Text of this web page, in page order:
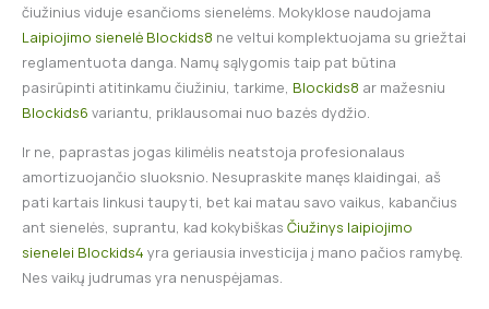
čiužinius viduje esančioms sienelėms. Mokyklose naudojama
Laipiojimo sienelė Blockids8 ne veltui komplektuojama su griežtai
reglamentuota danga. Namų sąlygomis taip pat būtina
pasirūpinti atitinkamu čiužiniu, tarkime, Blockids8 ar mažesniu
Blockids6 variantu, priklausomai nuo bazės dydžio.
Ir ne, paprastas jogas kilimėlis neatstoja profesionalaus
amortizuojančio sluoksnio. Nesupraskite manęs klaidingai, aš
pati kartais linkusi taupyti, bet kai matau savo vaikus, kabančius
ant sienelės, suprantu, kad kokybiškas Čiužinys laipiojimo
sienelei Blockids4 yra geriausia investicija į mano pačios ramybę.
Nes vaikų judrumas yra nenuspėjamas.